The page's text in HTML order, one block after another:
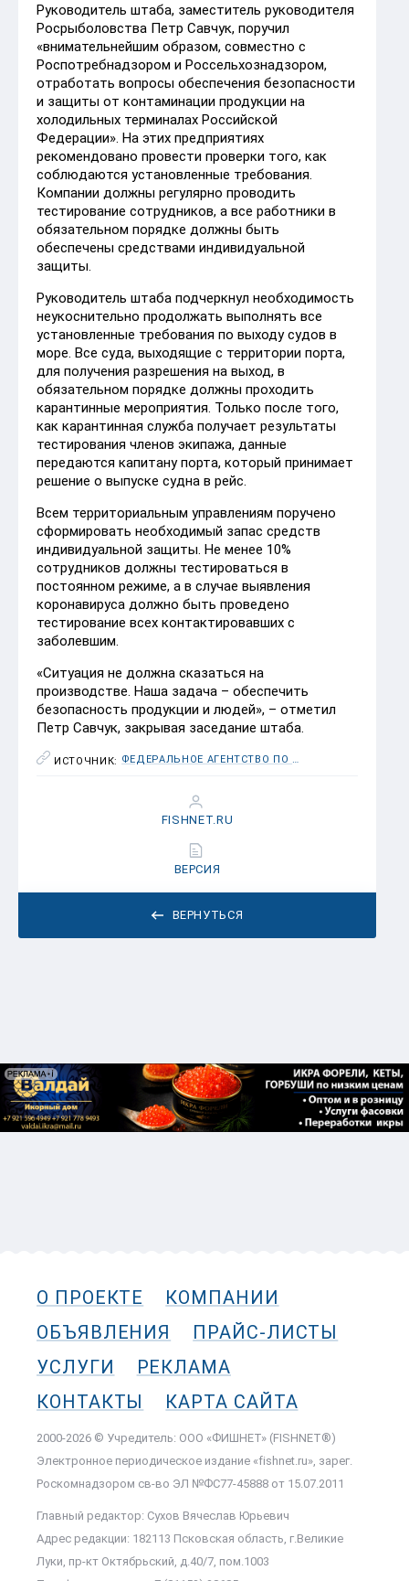
Руководитель штаба, заместитель руководителя
Росрыболовства Петр Савчук, поручил
«внимательнейшим образом, совместно с
Роспотребнадзором и Россельхознадзором,
отработать вопросы обеспечения безопасности
и защиты от контаминации продукции на
холодильных терминалах Российской
Федерации». На этих предприятиях
рекомендовано провести проверки того, как
соблюдаются установленные требования.
Компании должны регулярно проводить
тестирование сотрудников, а все работники в
обязательном порядке должны быть
обеспечены средствами индивидуальной
защиты.
Руководитель штаба подчеркнул необходимость
неукоснительно продолжать выполнять все
установленные требования по выходу судов в
море. Все суда, выходящие с территории порта,
для получения разрешения на выход, в
обязательном порядке должны проходить
карантинные мероприятия. Только после того,
как карантинная служба получает результаты
тестирования членов экипажа, данные
передаются капитану порта, который принимает
решение о выпуске судна в рейс.
Всем территориальным управлениям поручено
сформировать необходимый запас средств
индивидуальной защиты. Не менее 10%
сотрудников должны тестироваться в
постоянном режиме, а в случае выявления
коронавируса должно быть проведено
тестирование всех контактировавших с
заболевшим.
«Ситуация не должна сказаться на
производстве. Наша задача – обеспечить
безопасность продукции и людей», – отметил
Петр Савчук, закрывая заседание штаба.
ИСТОЧНИК: ФЕДЕРАЛЬНОЕ АГЕНТСТВО ПО РЫБОЛОВСТВУ (РОСРЫБОЛОВСТВО)
ВЕРНУТЬСЯ
FISHNET.RU
ВЕРСИЯ
О ПРОЕКТЕ
КОМПАНИИ
ОБЪЯВЛЕНИЯ
ПРАЙС-ЛИСТЫ
УСЛУГИ
РЕКЛАМА
КОНТАКТЫ
КАРТА САЙТА
2000-2026 © Учредитель: ООО «ФИШНЕТ» (FISHNET®)
Электронное периодическое издание «fishnet.ru», зарег.
Роскомнадзором cв-во ЭЛ №ФС77-45888 от 15.07.2011
Главный редактор: Сухов Вячеслав Юрьевич
Адрес редакции: 182113 Псковская область, г.Великие
Луки, пр-кт Октябрьский, д.40/7, пом.1003